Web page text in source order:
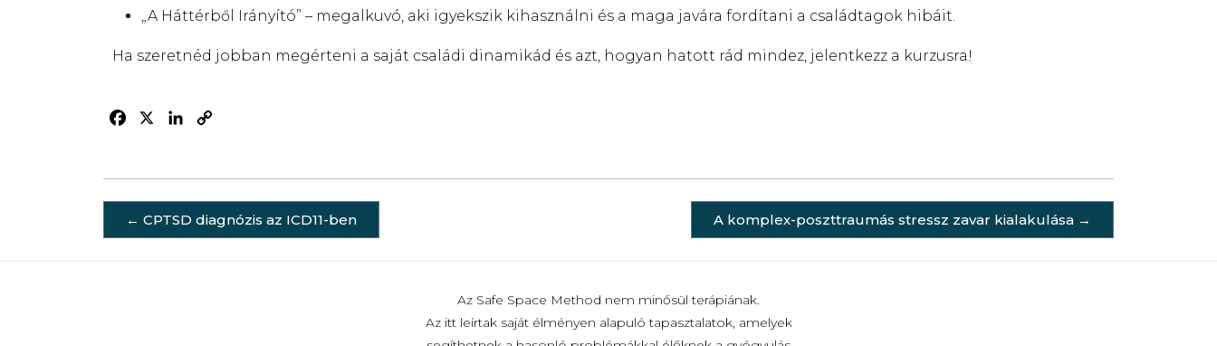
„A Háttérből Irányító” – megalkuvó, aki igyekszik kihasználni és a maga javára fordítani a családtagok hibáit.
Ha szeretnéd jobban megérteni a saját családi dinamikád és azt, hogyan hatott rád mindez, jelentkezz a kurzusra!
FacebookLinkedIn
← CPTSD diagnózis az ICD11-ben A komplex-poszttraumás stressz zavar kialakulása →
Az Safe Space Method nem minősül terápiának.
Az itt leírtak saját élményen alapuló tapasztalatok, amelyek